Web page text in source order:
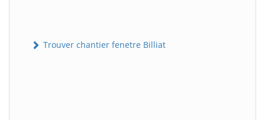
Trouver chantier fenetre Billiat